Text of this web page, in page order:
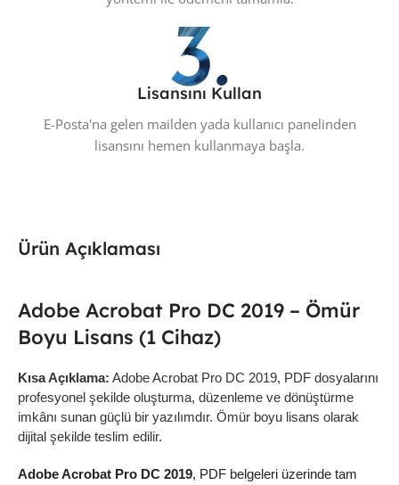
Lisansını Kullan
E-Posta'na gelen mailden yada kullanıcı panelinden
lisansını hemen kullanmaya başla.
Ürün Açıklaması
Adobe Acrobat Pro DC 2019 – Ömür
Boyu Lisans (1 Cihaz)
Kısa Açıklama: Adobe Acrobat Pro DC 2019, PDF dosyalarını
profesyonel şekilde oluşturma, düzenleme ve dönüştürme
imkânı sunan güçlü bir yazılımdır. Ömür boyu lisans olarak
dijital şekilde teslim edilir.
Adobe Acrobat Pro DC 2019, PDF belgeleri üzerinde tam